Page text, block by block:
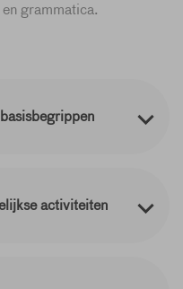
grammatica.
activiteiten